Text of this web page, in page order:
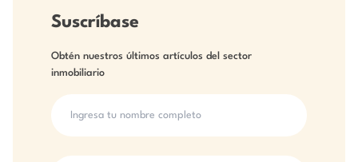
Suscríbase
Obtén nuestros últimos artículos del sector
inmobiliario